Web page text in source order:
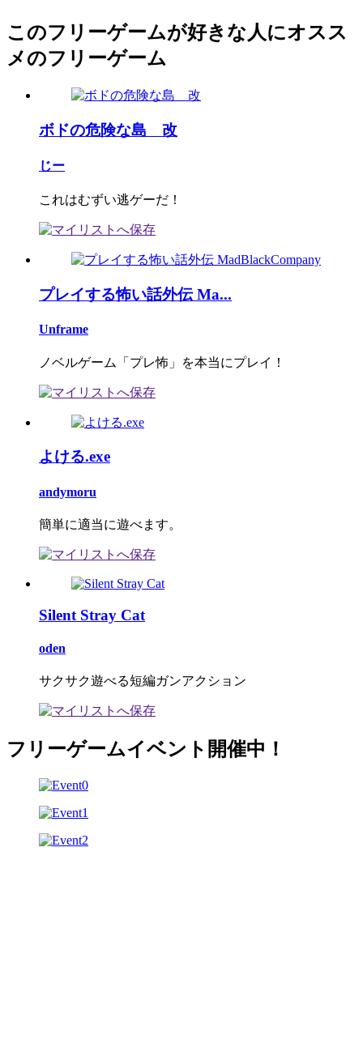
このフリーゲームが好きな人にオスス
メのフリーゲーム
ボドの危険な島 改
じー
これはむずい逃ゲーだ！
プレイする怖い話外伝 Ma...
Unframe
ノベルゲーム「プレ怖」を本当にプレイ！
よける.exe
andymoru
簡単に適当に遊べます。
Silent Stray Cat
oden
サクサク遊べる短編ガンアクション
フリーゲームイベント開催中！